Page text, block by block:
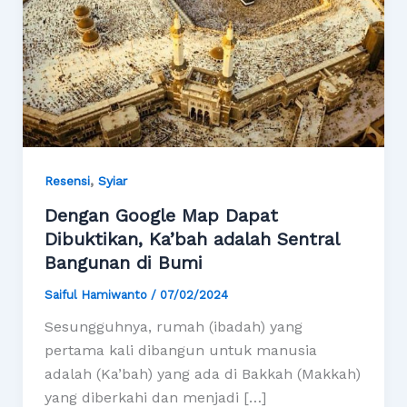
Resensi, Syiar
Dengan Google Map Dapat
Dibuktikan, Ka’bah adalah Sentral
Bangunan di Bumi
Saiful Hamiwanto / 07/02/2024
Sesungguhnya, rumah (ibadah) yang
pertama kali dibangun untuk manusia
adalah (Ka’bah) yang ada di Bakkah (Makkah)
yang diberkahi dan menjadi […]